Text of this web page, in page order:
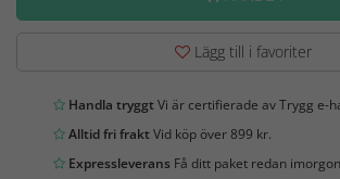
Lägg till i favoriter
Handla tryggtVi är certifierade av Trygg e-
Alltid fri fraktVid köp över 899 kr.
Expressleverans Få ditt paket redan